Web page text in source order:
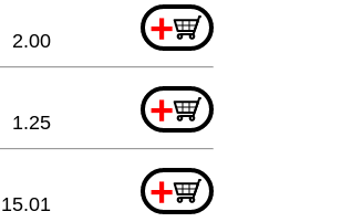
+
2.00
+
1.25
+
15.01